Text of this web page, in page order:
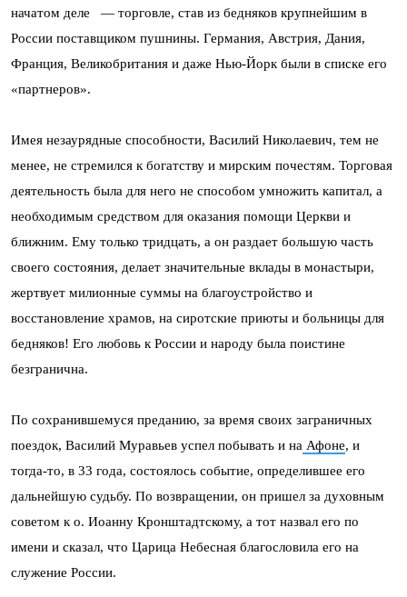
начатом деле — торговле, став из бедняков крупнейшим в
России поставщиком пушнины. Германия, Австрия, Дания,
Франция, Великобритания и даже Нью-Йорк были в списке его
«партнеров».
Имея незаурядные способности, Василий Николаевич, тем не
менее, не стремился к богатству и мирским почестям. Торговая
деятельность была для него не способом умножить капитал, а
необходимым средством для оказания помощи Церкви и
ближним. Ему только тридцать, а он раздает большую часть
своего состояния, делает значительные вклады в монастыри,
жертвует милионные суммы на благоустройство и
восстановление храмов, на сиротские приюты и больницы для
бедняков! Его любовь к России и народу была поистине
безгранична.
По сохранившемуся преданию, за время своих заграничных
поездок, Василий Муравьев успел побывать и на Афоне, и
тогда-то, в 33 года, состоялось событие, определившее его
дальнейшую судьбу. По возвращении, он пришел за духовным
советом к о. Иоанну Кронштадтскому, а тот назвал его по
имени и сказал, что Царица Небесная благословила его на
служение России.